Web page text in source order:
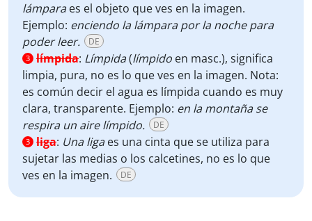
lámparaes el objeto que ves en la imagen.
Ejemplo: enciendo la lámpara por la noche para
poder leer.
DE
3 límpida: Límpida(límpido en masc.), significa
limpia, pura, no es lo que ves en la imagen. Nota:
es común decir el agua es límpida cuando es muy
clara, transparente. Ejemplo: en la montaña se
respira un aire límpido.
DE
3 liga: Una ligaes una cinta que se utiliza para
sujetar las medias o los calcetines, no es lo que
ves en la imagen.
DE